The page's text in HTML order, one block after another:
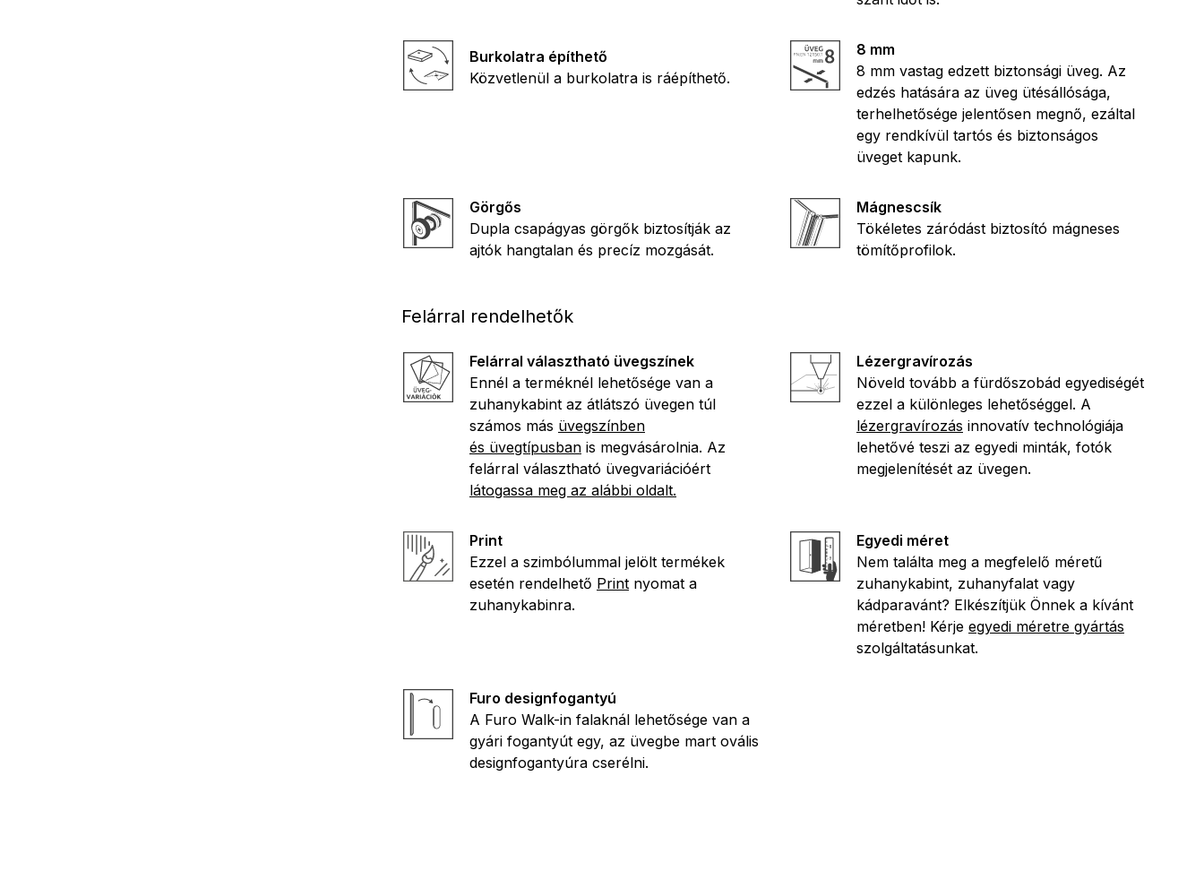
Burkolatra építhető
Közvetlenül a burkolatra is ráépíthető.
8 mm
8 mm vastag edzett biztonsági üveg. Az
edzés hatására az üveg ütésállósága,
terhelhetősége jelentősen megnő, ezáltal
egy rendkívül tartós és biztonságos
üveget kapunk.
Görgős
Dupla csapágyas görgők biztosítják az
ajtók hangtalan és precíz mozgását.
Mágnescsík
Tökéletes záródást biztosító mágneses
tömítőprofilok.
Felárral rendelhetők
Felárral választható üvegszínek
Ennél a terméknél lehetősége van a
zuhanykabint az átlátszó üvegen túl
számos más üvegszínben
és üvegtípusban is megvásárolnia. Az
felárral választható üvegvariációért
látogassa meg az alábbi oldalt.
Lézergravírozás
Növeld tovább a fürdőszobád egyediségét
ezzel a különleges lehetőséggel. A
lézergravírozás innovatív technológiája
lehetővé teszi az egyedi minták, fotók
megjelenítését az üvegen.
Print
Ezzel a szimbólummal jelölt termékek
esetén rendelhető Print nyomat a
zuhanykabinra.
Egyedi méret
Nem találta meg a megfelelő méretű
zuhanykabint, zuhanyfalat vagy
kádparavánt? Elkészítjük Önnek a kívánt
méretben! Kérje egyedi méretre gyártás
szolgáltatásunkat.
Furo designfogantyú
A Furo Walk-in falaknál lehetősége van a
gyári fogantyút egy, az üvegbe mart ovális
designfogantyúra cserélni.